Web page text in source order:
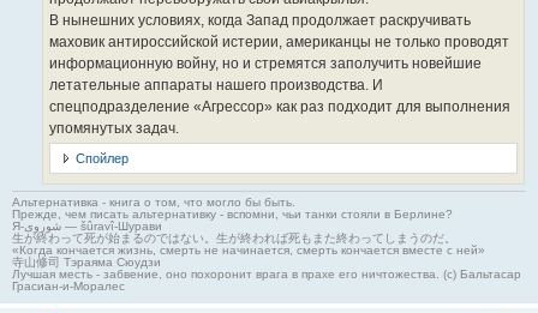
В нынешних условиях, когда Запад продолжает раскручивать
маховик антироссийской истерии, американцы не только проводят
информационную войну, но и стремятся заполучить новейшие
летательные аппараты нашего производства. И
спецподразделение «Агрессор» как раз подходит для выполнения
упомянутых задач.
Спойлер
Альтернативка - книга о том, что могло бы быть.
Прежде, чем писать альтернативку - вспомни, чьи танки стояли в Берлине?
Я-شوروی — šûravî-Шурави
生が終わって死が始まるのではない。生が終われば死もまた終わってしまうのだ。
«Когда кончается жизнь, смерть не начинается, смерть кончается вместе с ней»
寺山修司 Тэраяма Сюудзи
Лучшая месть - забвение, оно похоронит врага в прахе его ничтожества. (с) Бальтасар
Грасиан-и-Моралес